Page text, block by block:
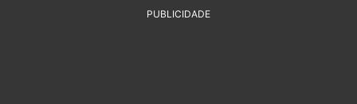
PUBLICIDADE